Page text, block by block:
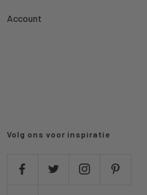
Account
Volg ons voor inspiratie